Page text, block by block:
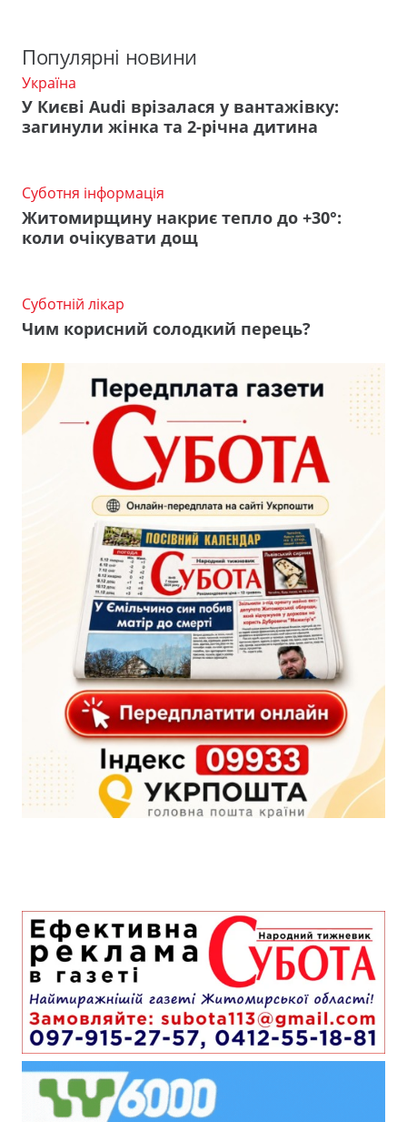
Популярні новини
Україна
У Києві Audi врізалася у вантажівку:
загинули жінка та 2-річна дитина
Суботня інформація
Житомирщину накриє тепло до +30°:
коли очікувати дощ
Суботній лікар
Чим корисний солодкий перець?